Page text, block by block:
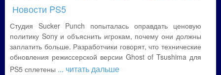
Новости PS5
Студия Sucker Punch попыталась оправдать ценовую
политику Sony и объяснить игрокам, почему они должны
заплатить больше. Разработчики говорят, что технические
обновления режиссерской версии Ghost of Tsushima для
PS5 сплетены ... читать дальше